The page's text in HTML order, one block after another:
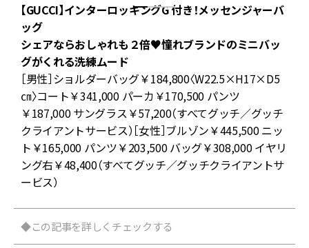
【GUCCI】インターロッキングG 付き！メッセンジャーバ
ッグ
シェアならおしゃれも２倍♥️憧れブランドのミニバッ
グがくれる洗練ムード
［男性］ショルダーバッグ￥184,800〈W22.5×H17×D5
㎝〉コート￥341,000 パーカ￥170,500 パンツ
￥187,000 サングラス￥57,200（すべてグッチ／グッチ
クライアントサービス）［女性］ブルゾン￥445,500 ニッ
ト￥165,000 パンツ￥203,500 バッグ￥308,000 イヤリ
ング右￥48,400（すべてグッチ／グッチクライアントサ
ービス）
◆この記事を詳しくチェックする